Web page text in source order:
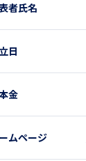
者氏名
日
金
ムページ